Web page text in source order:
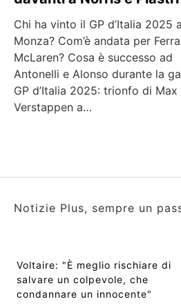
Chi ha vinto il GP d’Italia 2025 a
Monza? Com’è andata per
McLaren? Cosa è successo ad
Antonelli e Alonso durante la
GP d’Italia 2025: trionfo di Max
Verstappen a…
Notizie Plus, sempre un
Voltaire: "È meglio rischiare di
salvare un colpevole, che
condannare un innocente"